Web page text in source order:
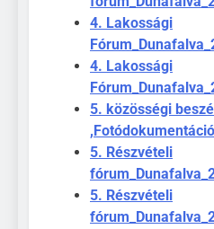
4. Lakossági
4. Lakossági
5. közösségi
,Fotódokumentáció
5. Részvételi
5. Részvételi